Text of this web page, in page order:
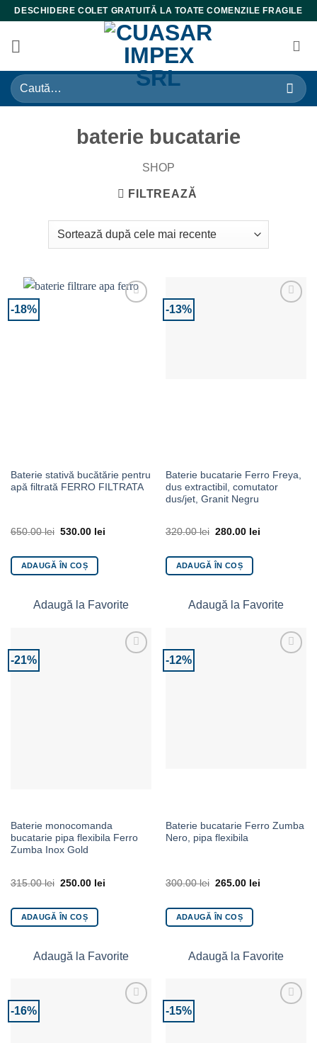
Skip
content
DESCHIDERE COLET GRATUITĂ LA TOATE COMENZILE FRAGILE
Caută
după:
baterie bucatarie
SHOP
FILTREAZĂ
-18%
Baterie stativă bucătărie pentru
apă filtrată FERRO FILTRATA
650.00lei 530.00 lei
ADAUGĂ ÎN COȘ
Adaugă la Favorite
-13%
Baterie bucatarie Ferro Freya,
dus extractibil, comutator
dus/jet, Granit Negru
320.00lei 280.00 lei
ADAUGĂ ÎN COȘ
Adaugă la Favorite
-21%
Baterie monocomanda
bucatarie pipa flexibila Ferro
Zumba Inox Gold
315.00lei 250.00 lei
ADAUGĂ ÎN COȘ
Adaugă la Favorite
-12%
Baterie bucatarie Ferro Zumba
Nero, pipa flexibila
300.00lei 265.00 lei
ADAUGĂ ÎN COȘ
Adaugă la Favorite
-16% -15%